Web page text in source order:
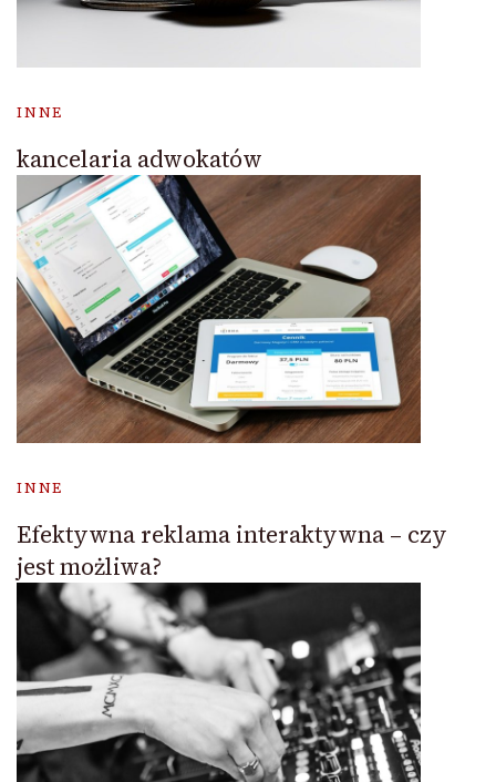
INNE
kancelaria adwokatów
INNE
Efektywna reklama interaktywna – czy
jest możliwa?